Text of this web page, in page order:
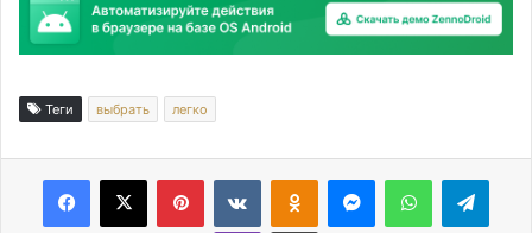
Теги выбрать легко